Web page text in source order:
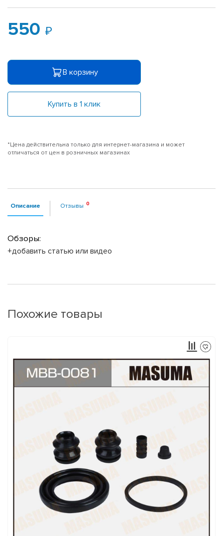
550
В корзину
Купить в 1 клик
*Цена действительна только для интернет-магазина и может
отличаться от цен в розничных магазинах
Описание Отзывы
Обзоры:
+добавить статью или видео
Похожие товары